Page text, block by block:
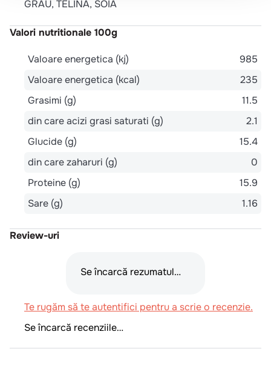
GRAU, TELINA, SOIA
Valori nutritionale 100g
Valoare energetica (kj)
985
Valoare energetica (kcal)
235
Grasimi (g)
11.5
din care acizi grasi saturati (g)
2.1
Glucide (g)
15.4
din care zaharuri (g)
0
Proteine (g)
15.9
Sare (g)
1.16
Review-uri
Se încarcă rezumatul…
Te rugăm să te autentifici pentru a scrie o recenzie.
Se încarcă recenziile…